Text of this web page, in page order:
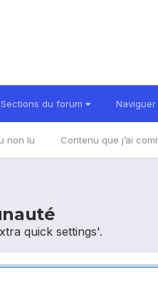
Sections du forum Naviguer
non lu Contenu que j’ai
quick settings'.